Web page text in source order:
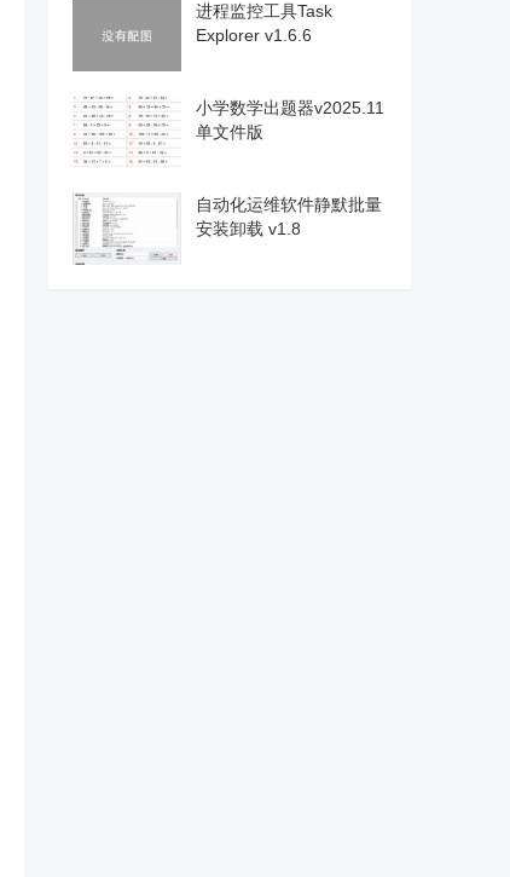
进程监控工具Task
Explorer v1.6.6
小学数学出题器v2025.11
单文件版
自动化运维软件静默批量
安装卸载 v1.8